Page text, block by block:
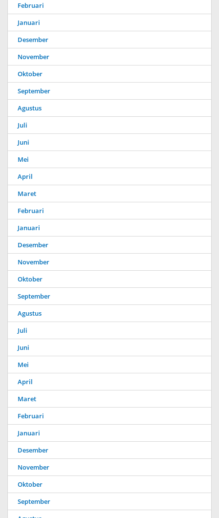
Februari
Januari
Desember
November
Oktober
September
Agustus
Juli
Juni
Mei
April
Maret
Februari
Januari
Desember
November
Oktober
September
Agustus
Juli
Juni
Mei
April
Maret
Februari
Januari
Desember
November
Oktober
September